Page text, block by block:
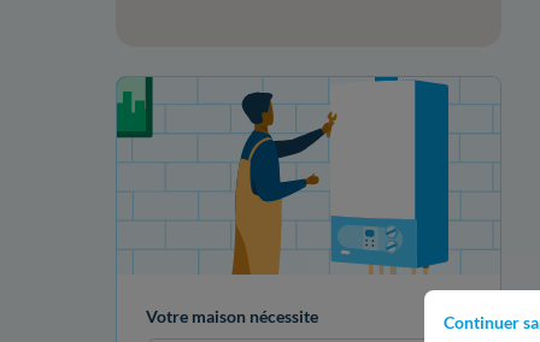
Continuer
Votre projet de rénovation
Votre maison nécessite